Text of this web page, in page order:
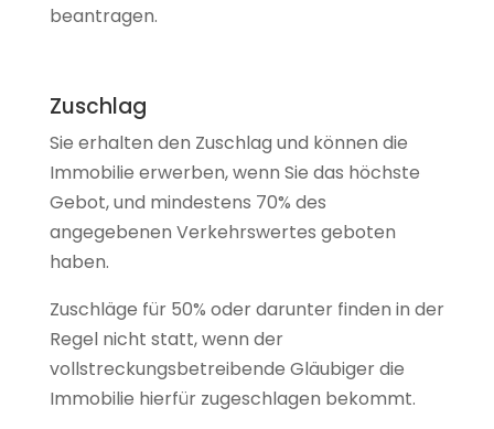
beantragen.
Zuschlag
Sie erhalten den Zuschlag und können die
Immobilie erwerben, wenn Sie das höchste
Gebot, und mindestens 70% des
angegebenen Verkehrswertes geboten
haben.
Zuschläge für 50% oder darunter finden in der
Regel nicht statt, wenn der
vollstreckungsbetreibende Gläubiger die
Immobilie hierfür zugeschlagen bekommt.